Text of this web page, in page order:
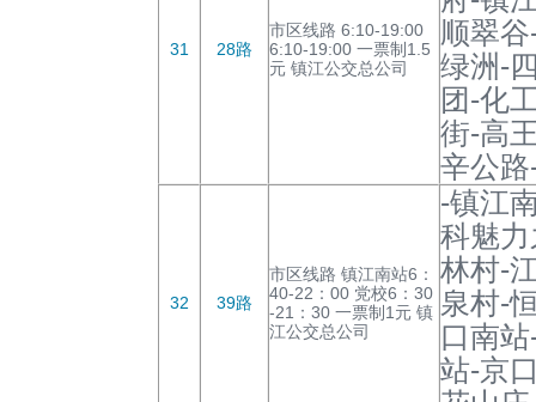
31 28路
市区线路 6:10-19:00
6:10-19:00 一票制1.5
元 镇江公交总公司
顺翠
绿洲-
团-化
街-高
辛公
32 39路
市区线路 镇江南站6：
40-22：00 党校6：30
-21：30 一票制1元 镇
江公交总公司
-镇江
科魅
林村-
泉村-
口南
站-京